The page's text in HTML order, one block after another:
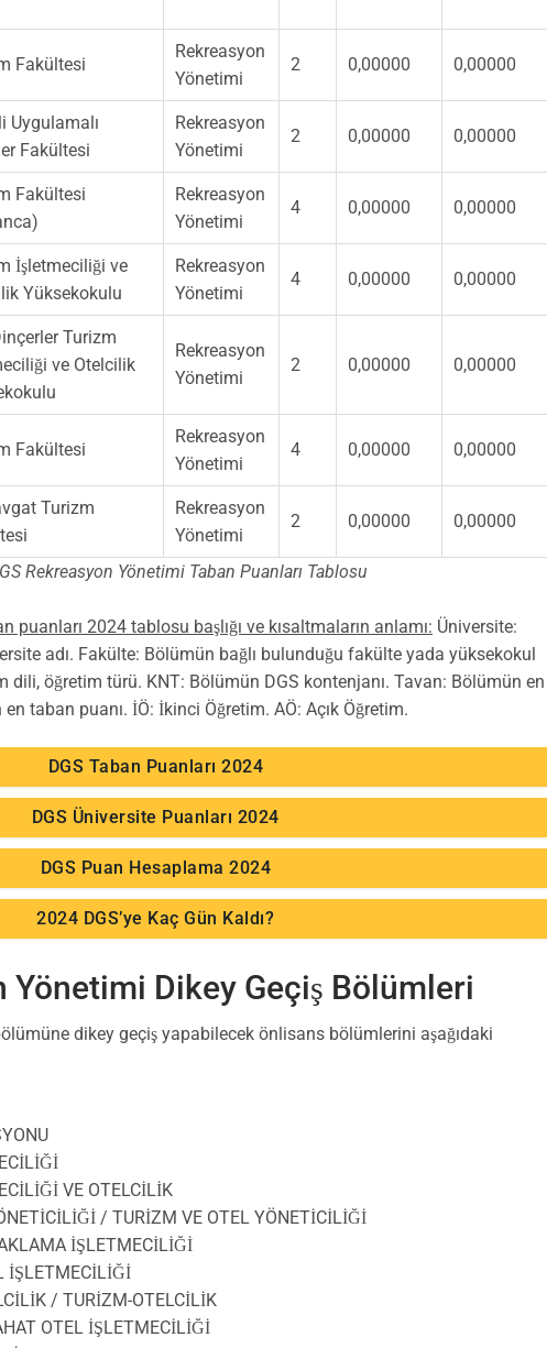
Fakültesi
Rekreasyon
Yönetimi
2 0,00000 0,00000
Uygulamalı
Fakültesi
Rekreasyon
Yönetimi
2 0,00000 0,00000
Fakültesi
Rekreasyon
Yönetimi
4 0,00000 0,00000
İşletmeciliği ve
Yüksekokulu
Rekreasyon
Yönetimi
4 0,00000 0,00000
Turizm
ve Otelcilik
Rekreasyon
Yönetimi
2 0,00000 0,00000
Fakültesi
Rekreasyon
Yönetimi
4 0,00000 0,00000
Turizm
Rekreasyon
Yönetimi
2 0,00000 0,00000
Rekreasyon Yönetimi Taban Puanları Tablosu
puanları 2024 tablosu başlığı ve kısaltmaların anlamı: Üniversite:
adı. Fakülte: Bölümün bağlı bulunduğu fakülte yada yüksekokul
dili, öğretim türü. KNT: Bölümün DGS kontenjanı. Tavan: Bölümün en
taban puanı. İÖ: İkinci Öğretim. AÖ: Açık Öğretim.
DGS Taban Puanları 2024
DGS Üniversite Puanları 2024
DGS Puan Hesaplama 2024
2024 DGS’ye Kaç Gün Kaldı?
Yönetimi Dikey Geçiş Bölümleri
dikey geçiş yapabilecek önlisans bölümlerini aşağıdaki
VE OTELCİLİK
/ TURİZM VE OTEL YÖNETİCİLİĞİ
İŞLETMECİLİĞİ
İŞLETMECİLİĞİ
/ TURİZM-OTELCİLİK
OTEL İŞLETMECİLİĞİ